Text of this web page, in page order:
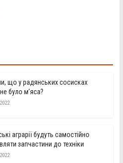
що у радянських сосисках
було м’яса?
аграрії будуть самостійно
запчастини до техніки